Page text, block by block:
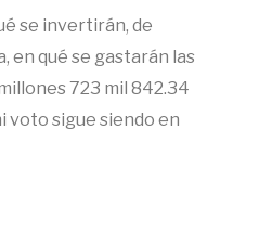
se invertirán, de
en qué se gastarán las
723 mil 842.34
voto sigue siendo en